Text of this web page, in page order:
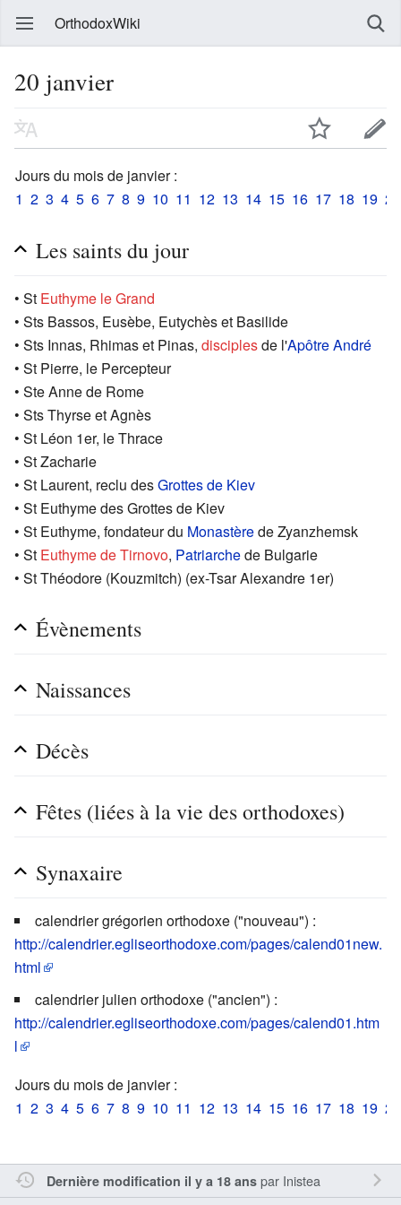
OrthodoxWiki
20 janvier
Jours du mois de janvier :
1 2 3 4 5 6 7 8 9 10 11 12 13 14 15 16 17 18 19 20
Les saints du jour
• St Euthyme le Grand
• Sts Bassos, Eusèbe, Eutychès et Basilide
• Sts Innas, Rhimas et Pinas, disciplesde l'Apôtre André
• St Pierre, le Percepteur
• Ste Anne de Rome
• Sts Thyrse et Agnès
• St Léon 1er, le Thrace
• St Zacharie
• St Laurent, reclu desGrottes de Kiev
• St Euthyme des Grottes de Kiev
• St Euthyme, fondateur du Monastèrede Zyanzhemsk
• St Euthyme de Tirnovo, Patriarchede Bulgarie
• St Théodore (Kouzmitch) (ex-Tsar Alexandre 1er)
Évènements
Naissances
Décès
Fêtes (liées à la vie des orthodoxes)
Synaxaire
calendrier grégorien orthodoxe ("nouveau") :
http://calendrier.egliseorthodoxe.com/pages/calend01new.
html
calendrier julien orthodoxe ("ancien") :
http://calendrier.egliseorthodoxe.com/pages/calend01.htm
l
Jours du mois de janvier :
1 2 3 4 5 6 7 8 9 10 11 12 13 14 15 16 17 18 19 20
Dernière modification il y a 18 anspar Inistea